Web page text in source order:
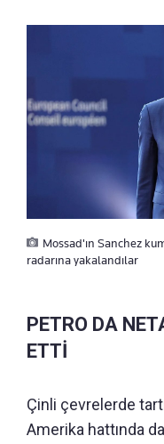
Mossad'ın Sanchez
radarına yakalandılar
PETRO DA
ETTİ
Çinli çevrelerde
Amerika hattında